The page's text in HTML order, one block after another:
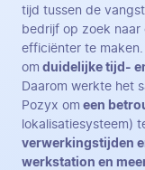
tijd tussen de
bedrijf op zoek naar
efficiënter te
om duidelijke tijd-
Daarom werkte het
Pozyx om een
lokalisatiesysteem)
verwerkingstijden
werkstation en